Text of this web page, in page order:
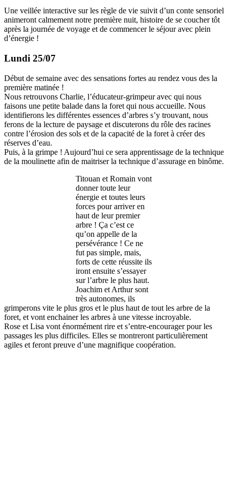
Une veillée interactive sur les règle de vie suivit d’un conte sensoriel
animeront calmement notre première nuit, histoire de se coucher tôt
après la journée de voyage et de commencer le séjour avec plein
d’énergie !
Lundi 25/07
Début de semaine avec des sensations fortes au rendez vous des la
première matinée !
Nous retrouvons Charlie, l’éducateur-grimpeur avec qui nous
faisons une petite balade dans la foret qui nous accueille. Nous
identifierons les différentes essences d’arbres s’y trouvant, nous
ferons de la lecture de paysage et discuterons du rôle des racines
contre l’érosion des sols et de la capacité de la foret à créer des
réserves d’eau.
Puis, à la grimpe ! Aujourd’hui ce sera apprentissage de la technique
de la moulinette afin de maitriser la technique d’assurage en binôme.
Titouan et Romain vont
donner toute leur
énergie et toutes leurs
forces pour arriver en
haut de leur premier
arbre ! Ça c’est ce
qu’on appelle de la
persévérance ! Ce ne
fut pas simple, mais,
forts de cette réussite ils
iront ensuite s’essayer
sur l’arbre le plus haut.
Joachim et Arthur sont
très autonomes, ils
grimperons vite le plus gros et le plus haut de tout les arbre de la
foret, et vont enchainer les arbres à une vitesse incroyable.
Rose et Lisa vont énormément rire et s’entre-encourager pour les
passages les plus difficiles. Elles se montreront particulièrement
agiles et feront preuve d’une magnifique coopération.